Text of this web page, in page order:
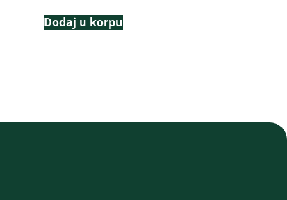
Dodaj u korpu